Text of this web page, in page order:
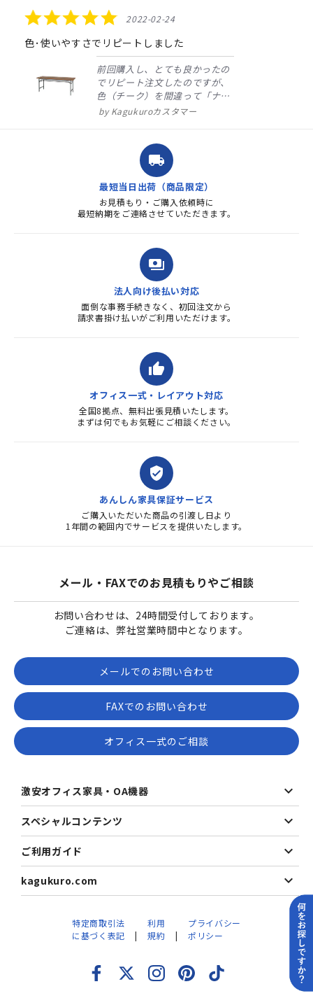
5.0
star
rating
2022-02-24
色･使いやすさでリピートしました
前回購入し、とても良かったの
でリピート注文したのですが、
色（チーク）を間違って「ナチ
ュラル」としてしまいました。
ました。商品到着も早く、品
質・使いやすさで満足していま
す。また、リピートするときは
よろしくお...
Kagukuroカスタマー
local_shipping
最短当日出荷（商品限定）
お見積もり・ご購入依頼時に
最短納期をご連絡させていただきます。
payments
法人向け後払い対応
面倒な事務手続きなく、初回注文から
請求書掛け払いがご利用いただけます。
thumb_up
オフィス一式・レイアウト対応
全国8拠点、無料出張見積いたします。
まずは何でもお気軽にご相談ください。
verified_user
あんしん家具保証サービス
ご購入いただいた商品の引渡し日より
1年間の範囲内でサービスを提供いたします。
メール・FAXでのお見積もりやご相談
お問い合わせは、24時間受付しております。
ご連絡は、弊社営業時間中となります。
メールでのお問い合わせ
FAXでのお問い合わせ
オフィス一式のご相談
激安オフィス家具・OA機器
スペシャルコンテンツ
ご利用ガイド
kagukuro.com
特定商取引法
に基づく表記
利用
規約
プライバシー
ポリシー